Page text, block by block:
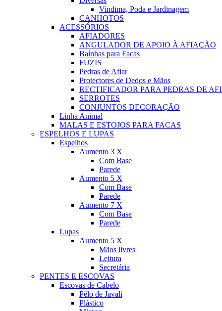
Vindima, Poda e Jardinagem
CANHOTOS
ACESSÓRIOS
AFIADORES
ANGULADOR DE APOIO À AFIAÇÃO
Baínhas para Facas
FUZIS
Pedras de Afiar
Protectores de Dedos e Mãos
RECTIFICADOR PARA PEDRAS DE
SERROTES
CONJUNTOS DECORAÇÃO
Linha Animal
MALAS E ESTOJOS PARA FACAS
ESPELHOS E LUPAS
Espelhos
Aumento 3 X
Com Base
Parede
Aumento 5 X
Com Base
Parede
Aumento 7 X
Com Base
Parede
Lupas
Aumento 5 X
Mãos livres
Leitura
Secretária
PENTES E ESCOVAS
Escovas de Cabelo
Pêlo de Javali
Plástico